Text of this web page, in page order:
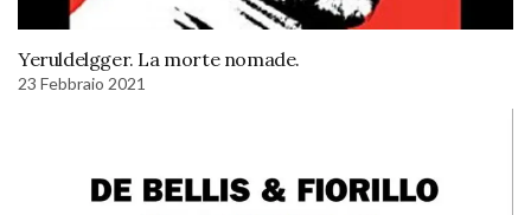
Yeruldelgger. La morte nomade.
23 Febbraio 2021